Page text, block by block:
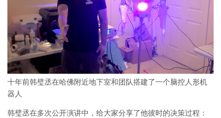
十年前韩璧丞在哈佛附近地下室和团队搭建了一个脑控人形机
器人
韩璧丞在多次公开演讲中，给大家分享了他彼时的决策过程：